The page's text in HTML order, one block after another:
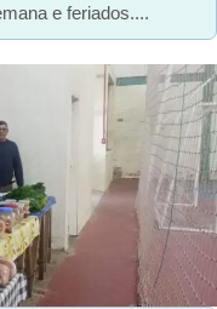
e feriados....